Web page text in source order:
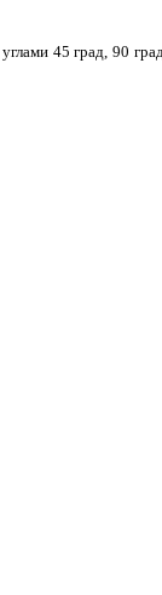
45 град, 90